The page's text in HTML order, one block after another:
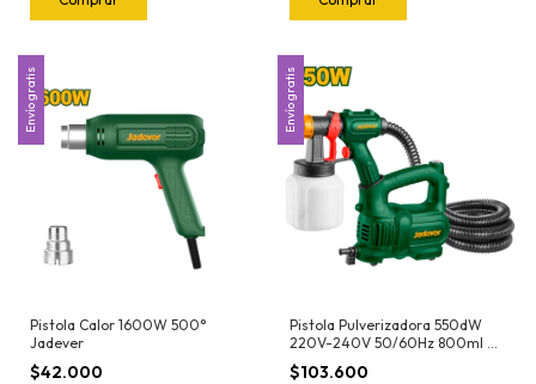
Envío gratis
Pistola Calor 1600W 500°
Jadever
$42.000
Envío gratis
Pistola Pulverizadora 550dW
220V-240V 50/60Hz 800ml 0,1
- 0,2bar120DIN-s Jadever
$103.600